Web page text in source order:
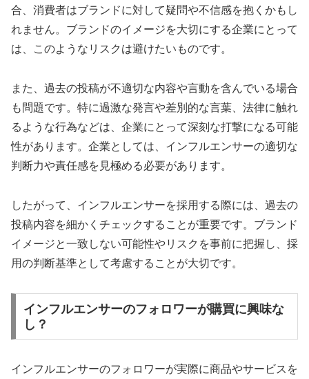
合、消費者はブランドに対して疑問や不信感を抱くかもし
れません。ブランドのイメージを大切にする企業にとって
は、このようなリスクは避けたいものです。
また、過去の投稿が不適切な内容や言動を含んでいる場合
も問題です。特に過激な発言や差別的な言葉、法律に触れ
るような行為などは、企業にとって深刻な打撃になる可能
性があります。企業としては、インフルエンサーの適切な
判断力や責任感を見極める必要があります。
したがって、インフルエンサーを採用する際には、過去の
投稿内容を細かくチェックすることが重要です。ブランド
イメージと一致しない可能性やリスクを事前に把握し、採
用の判断基準として考慮することが大切です。
インフルエンサーのフォロワーが購買に興味な
し？
インフルエンサーのフォロワーが実際に商品やサービスを